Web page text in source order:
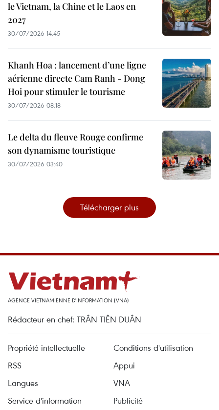
le Vietnam, la Chine et le Laos en
2027
30/07/2026 14:45
Khanh Hoa : lancement d’une ligne
aérienne directe Cam Ranh - Dong
Hoi pour stimuler le tourisme
30/07/2026 08:18
Le delta du fleuve Rouge confirme
son dynamisme touristique
30/07/2026 03:40
Télécharger plus
AGENCE VIETNAMIENNE D'INFORMATION (VNA)
Rédacteur en chef: TRÂN TIÊN DUÂN
Propriété intellectuelle
Conditions d'utilisation
RSS
Appui
Langues
VNA
Service d'information
Publicité